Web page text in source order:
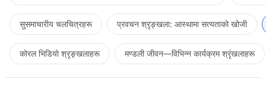
सुसमाचारीय चलचित्रहरू प्रवचन श्रृङ्खला: आस्थामा सत्यताको खोजी
कोरल भिडियो श्रृङ्खलाहरू मण्डली जीवन—विभिन्‍न कार्यक्रम श्रृंखलाहरू